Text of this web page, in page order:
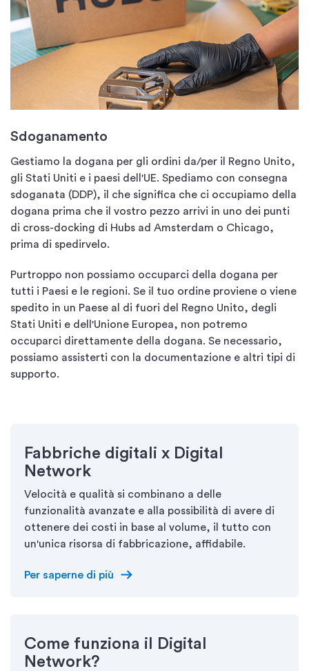
Sdoganamento
Gestiamo la dogana per gli ordini da/per il Regno Unito,
gli Stati Uniti e i paesi dell'UE. Spediamo con consegna
sdoganata (DDP), il che significa che ci occupiamo della
dogana prima che il vostro pezzo arrivi in uno dei punti
di cross-docking di Hubs ad Amsterdam o Chicago,
prima di spedirvelo.
Purtroppo non possiamo occuparci della dogana per
tutti i Paesi e le regioni. Se il tuo ordine proviene o viene
spedito in un Paese al di fuori del Regno Unito, degli
Stati Uniti e dell'Unione Europea, non potremo
occuparci direttamente della dogana. Se necessario,
possiamo assisterti con la documentazione e altri tipi di
supporto.
Fabbriche digitali x Digital
Network
Velocità e qualità si combinano a delle
funzionalità avanzate e alla possibilità di avere di
ottenere dei costi in base al volume, il tutto con
un'unica risorsa di fabbricazione, affidabile.
Per saperne di più arrow_right_alt
Come funziona il Digital
Network?